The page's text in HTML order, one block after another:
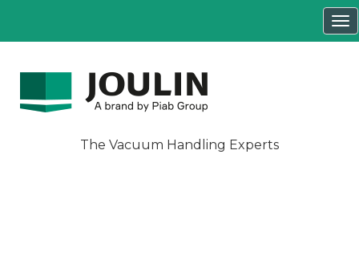
The Vacuum Handling Experts